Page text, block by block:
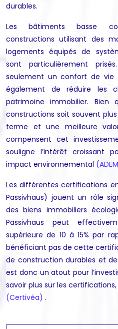
durables.
Les bâtiments basse
constructions utilisant des
logements équipés de
sont particulièrement
seulement un confort de vie
également de réduire les
patrimoine immobilier.
constructions soit souvent
terme et une meilleure
compensent cet
souligne l’intérêt croissant
impact environnemental
Les différentes certifications
Passivhaus) jouent un rôle
des biens immobiliers
Passivhaus peut
supérieure de 10 à 15% par
bénéficiant pas de cette
de construction durables et
est donc un atout pour
savoir plus sur les
(Certivéa) .